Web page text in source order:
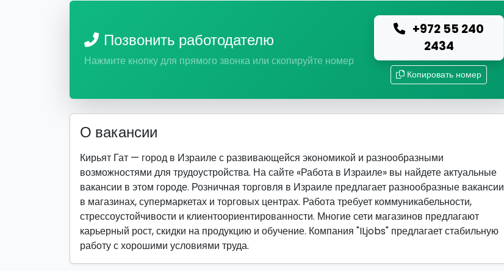
Позвонить работодателю
Нажмите кнопку для прямого звонка или скопируйте номер
+972 55 240
2434
Копировать номер
О вакансии
Кирьят Гат — город в Израиле с развивающейся экономикой и разнообразными
возможностями для трудоустройства. На сайте «Работа в Израиле» вы найдете актуальные
вакансии в этом городе. Розничная торговля в Израиле предлагает разнообразные вакансии
в магазинах, супермаркетах и торговых центрах. Работа требует коммуникабельности,
стрессоустойчивости и клиентоориентированности. Многие сети магазинов предлагают
карьерный рост, скидки на продукцию и обучение. Компания "ILjobs" предлагает стабильную
работу с хорошими условиями труда.